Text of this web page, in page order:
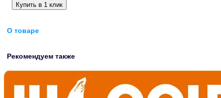
Купить в 1 клик
О товаре
Рекомендуем также